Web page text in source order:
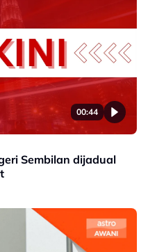
00:44
Sembilan dijadual